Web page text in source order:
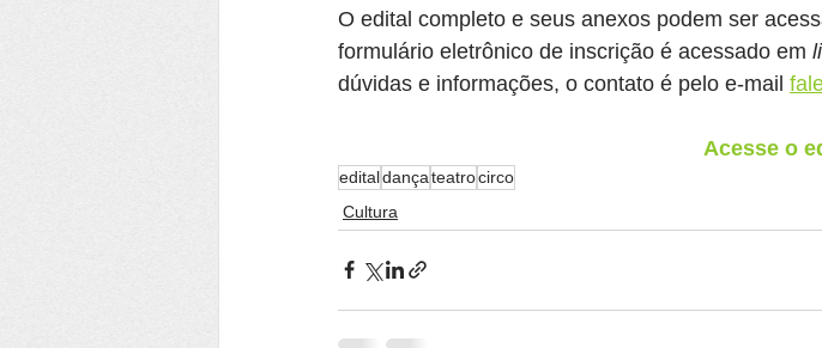
O edital completo e seus anexos podem ser
formulário eletrônico de inscrição é acessado em
dúvidas e informações, o contato é pelo e-mail
Acesse o
editaldançateatrocirco
Cultura